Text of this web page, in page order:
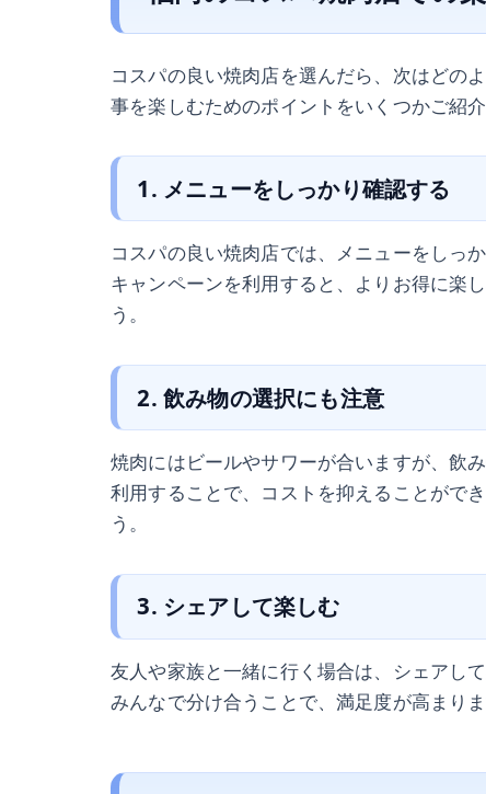
コスパの良い焼肉店を選んだら、次はどの
事を楽しむためのポイントをいくつかご紹介
1. メニューをしっかり確認する
コスパの良い焼肉店では、メニューをしっ
キャンペーンを利用すると、よりお得に楽
う。
2. 飲み物の選択にも注意
焼肉にはビールやサワーが合いますが、飲
利用することで、コストを抑えることがで
う。
3. シェアして楽しむ
友人や家族と一緒に行く場合は、シェアし
みんなで分け合うことで、満足度が高まり